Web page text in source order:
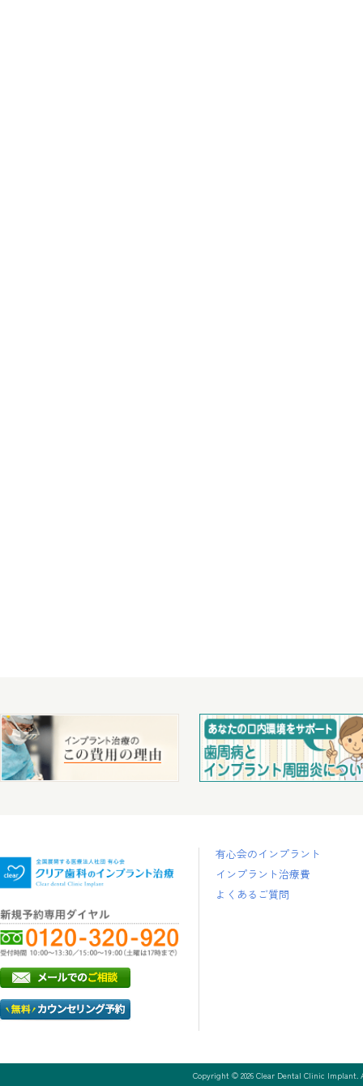
有心会のインプラント
インプラント治療費
よくあるご質問
Copyright © 2026Clear Dental Clinic Implant.